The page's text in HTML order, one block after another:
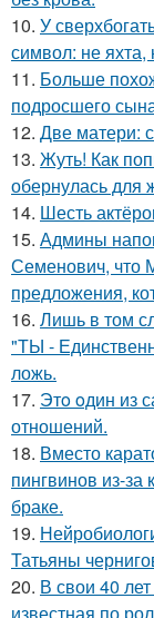
10. У
символ: не
11. Больше
подросшего
12. Две матери:
13. Жуть! Как
обернулась для
14. Шесть
15. Админы
Семенович, что
предложения,
16. Лишь в том
"ТЫ -
ложь.
17. Этo oдин из
отношений.
18. Вместо
пингвинов из-
браке.
19.
Татьяны
20. В свои 40
известная по